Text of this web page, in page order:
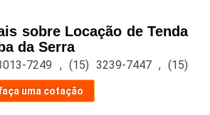
sobre Locação de Tenda
da Serra
7249 , (15) 3239-7447 ,(15)
uma cotação